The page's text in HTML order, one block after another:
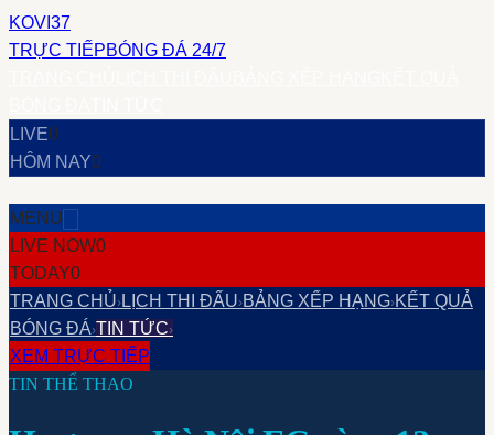
KOVI37
TRỰC TIẾPBÓNG ĐÁ 24/7
LIVE0
HÔM NAY0
MENU
LIVE NOW0
TODAY0
TRANG CHỦ› LỊCH THI ĐẤU›BẢNG XẾP HẠNG›KẾT QUẢ
BÓNG ĐÁ›TIN TỨC›
XEM TRỰC TIẾP
TIN THỂ THAO